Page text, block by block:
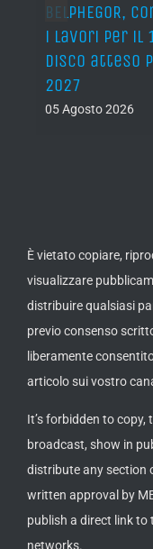
BELPHEGOR,
i lavori per il
disco atteso
2027
05 Agosto 2026
È vietato copiare,
visualizzare
distribuire qualsiasi
previo consenso
liberamente
articolo sui vostro
It’s forbidden to copy,
broadcast, show in
distribute any section
written approval by
publish a direct link to
networks.